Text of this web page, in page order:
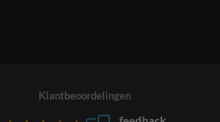
Klantbeoordelingen